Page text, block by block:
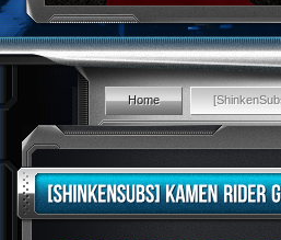
Home